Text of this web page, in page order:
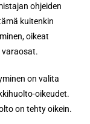
ohjeiden
kuitenkin
oikeat
varaosat.
on valita
oikeudet.
on tehty oikein.